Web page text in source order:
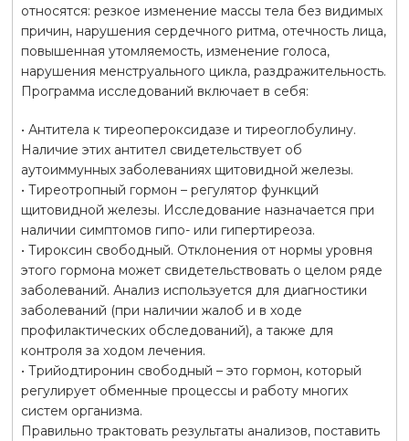
относятся: резкое изменение массы тела без видимых
причин, нарушения сердечного ритма, отечность лица,
повышенная утомляемость, изменение голоса,
нарушения менструального цикла, раздражительность.
Программа исследований включает в себя:
• Антитела к тиреопероксидазе и тиреоглобулину.
Наличие этих антител свидетельствует об
аутоиммунных заболеваниях щитовидной железы.
• Тиреотропный гормон – регулятор функций
щитовидной железы. Исследование назначается при
наличии симптомов гипо- или гипертиреоза.
• Тироксин свободный. Отклонения от нормы уровня
этого гормона может свидетельствовать о целом ряде
заболеваний. Анализ используется для диагностики
заболеваний (при наличии жалоб и в ходе
профилактических обследований), а также для
контроля за ходом лечения.
• Трийодтиронин свободный – это гормон, который
регулирует обменные процессы и работу многих
систем организма.
Правильно трактовать результаты анализов, поставить